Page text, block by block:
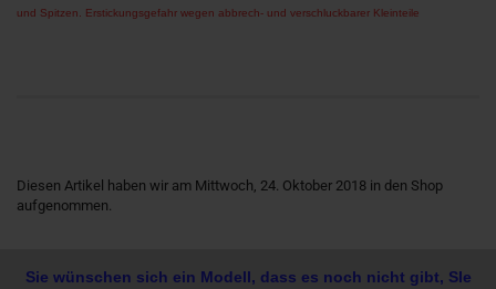
und Spitzen. Erstickungsgefahr wegen abbrech- und verschluckbarer Kleinteile
Diesen Artikel haben wir am Mittwoch, 24. Oktober 2018 in den Shop
aufgenommen.
Sie wünschen sich ein Modell, dass es noch nicht gibt, SIe